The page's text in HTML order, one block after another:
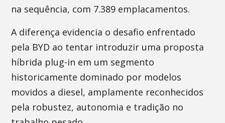
na sequência, com 7.389 emplacamentos.
A diferença evidencia o desafio enfrentado
pela BYD ao tentar introduzir uma proposta
híbrida plug-in em um segmento
historicamente dominado por modelos
movidos a diesel, amplamente reconhecidos
pela robustez, autonomia e tradição no